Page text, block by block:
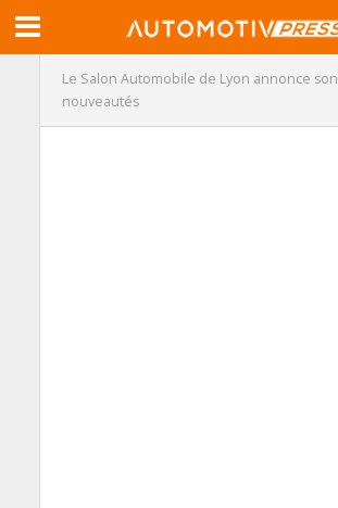
Le Salon Automobile de Lyon annonce
nouveautés